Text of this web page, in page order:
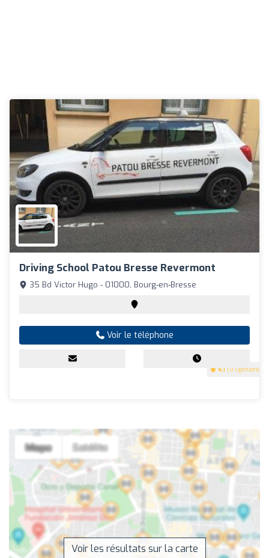
Driving School Patou Bresse Revermont
4.1 (9 Opinions)
35 Bd Victor Hugo - 01000, Bourg-en-Bresse
Voir le téléphone
Voir les résultats sur la carte